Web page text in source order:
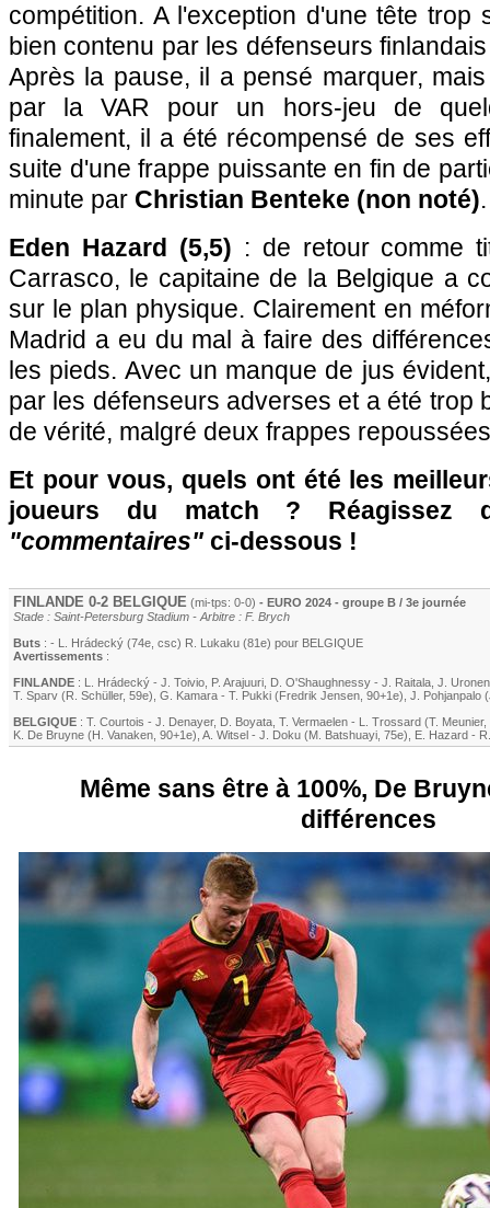
compétition. A l'exception d'une tête trop
bien contenu par les défenseurs
Après la pause, il a pensé marquer,
par la VAR pour un hors-jeu de
finalement, il a été récompensé de ses
suite d'une frappe puissante en fin de
minute par Christian Benteke (non noté).
Eden Hazard (5,5) : de retour comme
Carrasco, le capitaine de la Belgique a
sur le plan physique. Clairement en
Madrid a eu du mal à faire des
les pieds. Avec un manque de jus
par les défenseurs adverses et a été trop
de vérité, malgré deux frappes
Et pour vous, quels ont été les
joueurs du match ? Réagissez
"commentaires" ci-dessous !
FINLANDE 0-2 BELGIQUE (mi-tps: 0-0) - EURO 2024 - groupe B / 3e journée
Stade : Saint-Petersburg Stadium - Arbitre : F. Brych
Buts : - L. Hrádecký (74e, csc) R. Lukaku (81e) pour BELGIQUE
Avertissements :
FINLANDE : L. Hrádecký - J. Toivio P. Arajuuri D. O'Shaughnessy - J. Raitala J. Uronen
T. Sparv (R. Schüller, 59e) G. Kamara - T. Pukki (Fredrik Jensen , 90+1e) J. Pohjanpalo
BELGIQUE : T. Courtois - J. Denayer, D. Boyata T. Vermaelen - L. Trossard (T. Meunier,
K. De Bruyne (H. Vanaken , 90+1e) A. Witsel - J. Doku (M. Batshuayi , 75e) E. Hazard -
Même sans être à 100%, De
différences